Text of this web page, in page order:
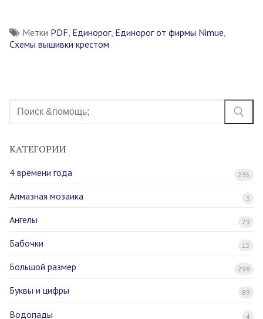
Метки PDF, Единорог, Единорог от фирмы Nimue,
Схемы вышивки крестом
КАТЕГОРИИ
4 времени года 235
Алмазная мозаика 3
Ангелы 29
Бабочки 15
Большой размер 298
Буквы и цифры 89
Водопады 4